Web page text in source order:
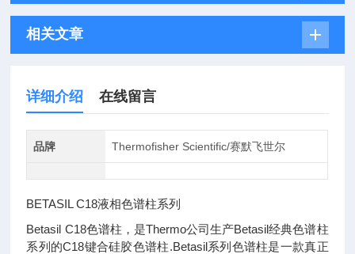
相关文章
详细介绍 在线留言
品牌 Thermofisher Scientific/赛默飞世尔
BETASIL C18液相色谱柱系列
Betasil C18色谱柱，是Thermo公司生产Betasil经典色谱柱
系列的C18键合硅胶色谱柱.Betasil系列色谱柱是一款真正